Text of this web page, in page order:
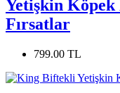
Yetişkin Köpek
Fırsatlar
799.00 TL